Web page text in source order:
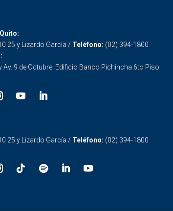
25 y Lizardo García / Teléfono: (02) 394-1800
Av. 9 de Octubre. Edificio Banco Pichincha 6to Piso
25 y Lizardo García / Teléfono: (02) 394-1800